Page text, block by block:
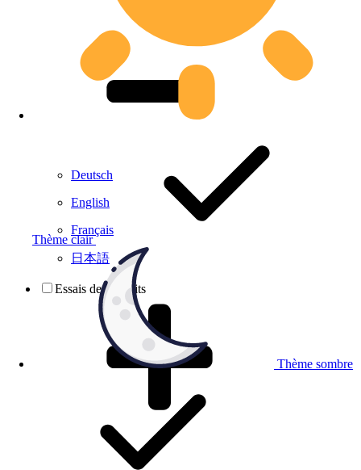
Thème clair
Thème sombre
Deutsch
English
Français
日本語
Essais de produits